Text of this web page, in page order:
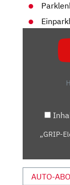
ELEKTRO“
ANZEIGEN
„GRIP-
AUTO-ABO